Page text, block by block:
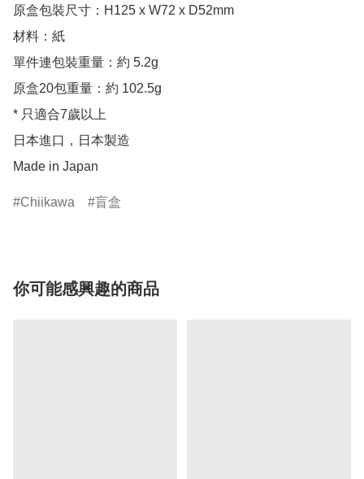
原盒包裝尺寸：H125 x W72 x D52mm
材料：紙
單件連包裝重量：約 5.2g
原盒20包重量：約 102.5g
* 只適合7歲以上
日本進口，日本製造
Made in Japan
Chiikawa 盲盒
你可能感興趣的商品